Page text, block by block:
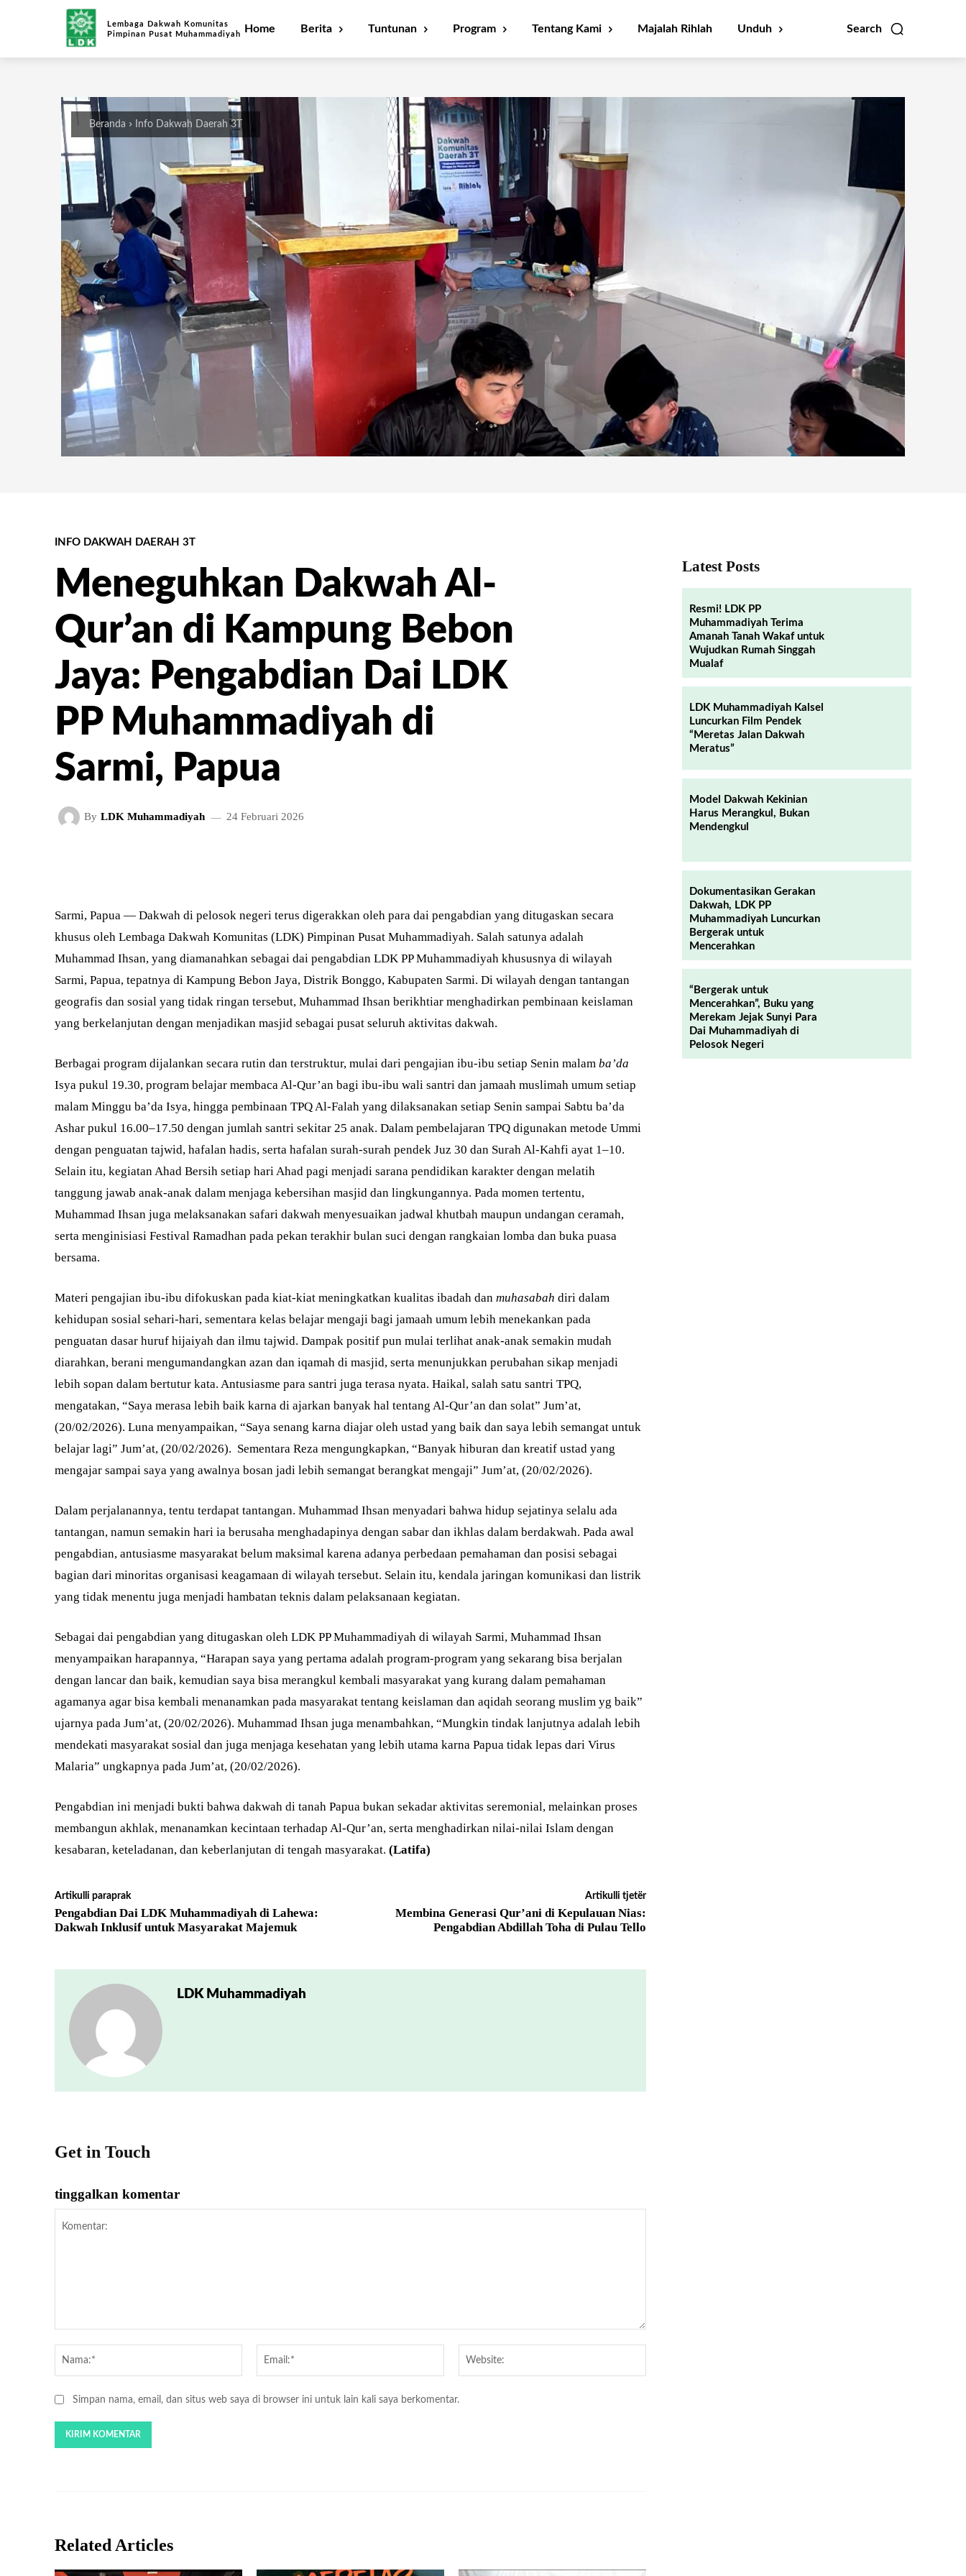
Lembaga Dakwah Komunitas
Pimpinan Pusat Muhammadiyah
Search
Home Berita Tuntunan Program Tentang Kami Majalah Rihlah Unduh
Beranda Info Dakwah Daerah 3T
INFO DAKWAH DAERAH 3T
Meneguhkan Dakwah Al-
Qur’an di Kampung Bebon
Jaya: Pengabdian Dai LDK
PP Muhammadiyah di
Sarmi, Papua
By LDK Muhammadiyah 24 Februari 2026
Sarmi, Papua — Dakwah di pelosok negeri terus digerakkan oleh para dai pengabdian yang ditugaskan secara
khusus oleh Lembaga Dakwah Komunitas (LDK) Pimpinan Pusat Muhammadiyah. Salah satunya adalah
Muhammad Ihsan, yang diamanahkan sebagai dai pengabdian LDK PP Muhammadiyah khususnya di wilayah
Sarmi, Papua, tepatnya di Kampung Bebon Jaya, Distrik Bonggo, Kabupaten Sarmi. Di wilayah dengan tantangan
geografis dan sosial yang tidak ringan tersebut, Muhammad Ihsan berikhtiar menghadirkan pembinaan keislaman
yang berkelanjutan dengan menjadikan masjid sebagai pusat seluruh aktivitas dakwah.
Berbagai program dijalankan secara rutin dan terstruktur, mulai dari pengajian ibu-ibu setiap Senin malam ba’da
Isya pukul 19.30, program belajar membaca Al-Qur’an bagi ibu-ibu wali santri dan jamaah muslimah umum setiap
malam Minggu ba’da Isya, hingga pembinaan TPQ Al-Falah yang dilaksanakan setiap Senin sampai Sabtu ba’da
Ashar pukul 16.00–17.50 dengan jumlah santri sekitar 25 anak. Dalam pembelajaran TPQ digunakan metode Ummi
dengan penguatan tajwid, hafalan hadis, serta hafalan surah-surah pendek Juz 30 dan Surah Al-Kahfi ayat 1–10.
Selain itu, kegiatan Ahad Bersih setiap hari Ahad pagi menjadi sarana pendidikan karakter dengan melatih
tanggung jawab anak-anak dalam menjaga kebersihan masjid dan lingkungannya. Pada momen tertentu,
Muhammad Ihsan juga melaksanakan safari dakwah menyesuaikan jadwal khutbah maupun undangan ceramah,
serta menginisiasi Festival Ramadhan pada pekan terakhir bulan suci dengan rangkaian lomba dan buka puasa
bersama.
Materi pengajian ibu-ibu difokuskan pada kiat-kiat meningkatkan kualitas ibadah dan muhasabah diri dalam
kehidupan sosial sehari-hari, sementara kelas belajar mengaji bagi jamaah umum lebih menekankan pada
penguatan dasar huruf hijaiyah dan ilmu tajwid. Dampak positif pun mulai terlihat anak-anak semakin mudah
diarahkan, berani mengumandangkan azan dan iqamah di masjid, serta menunjukkan perubahan sikap menjadi
lebih sopan dalam bertutur kata. Antusiasme para santri juga terasa nyata. Haikal, salah satu santri TPQ,
mengatakan, “Saya merasa lebih baik karna di ajarkan banyak hal tentang Al-Qur’an dan solat” Jum’at,
(20/02/2026). Luna menyampaikan, “Saya senang karna diajar oleh ustad yang baik dan saya lebih semangat untuk
belajar lagi” Jum’at, (20/02/2026). Sementara Reza mengungkapkan, “Banyak hiburan dan kreatif ustad yang
mengajar sampai saya yang awalnya bosan jadi lebih semangat berangkat mengaji” Jum’at, (20/02/2026).
Dalam perjalanannya, tentu terdapat tantangan. Muhammad Ihsan menyadari bahwa hidup sejatinya selalu ada
tantangan, namun semakin hari ia berusaha menghadapinya dengan sabar dan ikhlas dalam berdakwah. Pada awal
pengabdian, antusiasme masyarakat belum maksimal karena adanya perbedaan pemahaman dan posisi sebagai
bagian dari minoritas organisasi keagamaan di wilayah tersebut. Selain itu, kendala jaringan komunikasi dan listrik
yang tidak menentu juga menjadi hambatan teknis dalam pelaksanaan kegiatan.
Sebagai dai pengabdian yang ditugaskan oleh LDK PP Muhammadiyah di wilayah Sarmi, Muhammad Ihsan
menyampaikan harapannya, “Harapan saya yang pertama adalah program-program yang sekarang bisa berjalan
dengan lancar dan baik, kemudian saya bisa merangkul kembali masyarakat yang kurang dalam pemahaman
agamanya agar bisa kembali menanamkan pada masyarakat tentang keislaman dan aqidah seorang muslim yg baik”
ujarnya pada Jum’at, (20/02/2026). Muhammad Ihsan juga menambahkan, “Mungkin tindak lanjutnya adalah lebih
mendekati masyarakat sosial dan juga menjaga kesehatan yang lebih utama karna Papua tidak lepas dari Virus
Malaria” ungkapnya pada Jum’at, (20/02/2026).
Pengabdian ini menjadi bukti bahwa dakwah di tanah Papua bukan sekadar aktivitas seremonial, melainkan proses
membangun akhlak, menanamkan kecintaan terhadap Al-Qur’an, serta menghadirkan nilai-nilai Islam dengan
kesabaran, keteladanan, dan keberlanjutan di tengah masyarakat. (Latifa)
Artikulli paraprak
Pengabdian Dai LDK Muhammadiyah di Lahewa:
Dakwah Inklusif untuk Masyarakat Majemuk
Artikulli tjetër
Membina Generasi Qur’ani di Kepulauan Nias:
Pengabdian Abdillah Toha di Pulau Tello
LDK Muhammadiyah
Get in Touch
tinggalkan komentar
Simpan nama, email, dan situs web saya di browser ini untuk lain kali saya berkomentar.
Related Articles
Latest Posts
Resmi! LDK PP
Muhammadiyah Terima
Amanah Tanah Wakaf untuk
Wujudkan Rumah Singgah
Mualaf
LDK Muhammadiyah Kalsel
Luncurkan Film Pendek
“Meretas Jalan Dakwah
Meratus”
Model Dakwah Kekinian
Harus Merangkul, Bukan
Mendengkul
Dokumentasikan Gerakan
Dakwah, LDK PP
Muhammadiyah Luncurkan
Bergerak untuk
Mencerahkan
“Bergerak untuk
Mencerahkan”, Buku yang
Merekam Jejak Sunyi Para
Dai Muhammadiyah di
Pelosok Negeri